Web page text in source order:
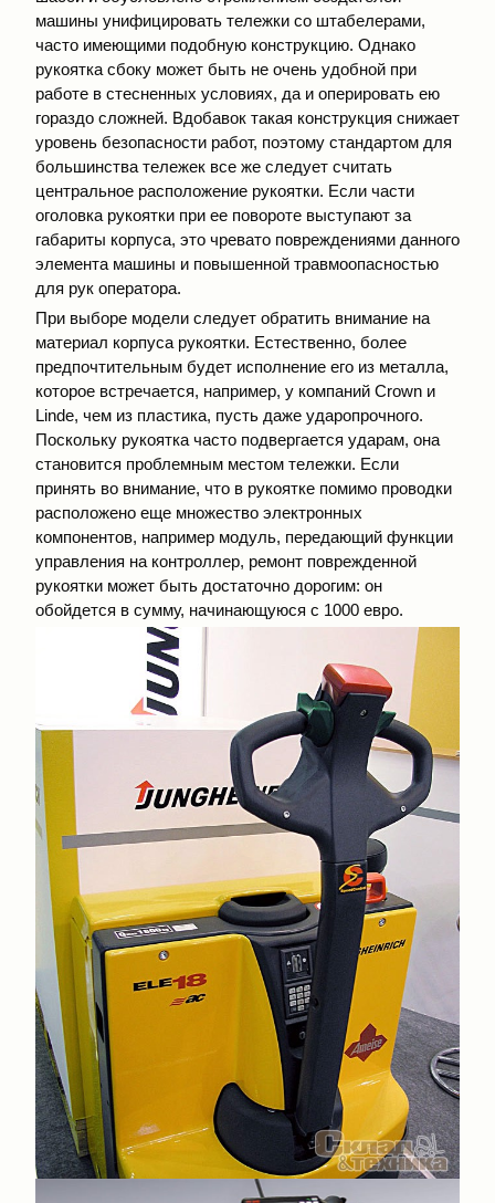
машины унифицировать тележки со штабелерами,
часто имеющими подобную конструкцию. Однако
рукоятка сбоку может быть не очень удобной при
работе в стесненных условиях, да и оперировать ею
гораздо сложней. Вдобавок такая конструкция снижает
уровень безопасности работ, поэтому стандартом для
большинства тележек все же следует считать
центральное расположение рукоятки. Если части
оголовка рукоятки при ее повороте выступают за
габариты корпуса, это чревато повреждениями данного
элемента машины и повышенной травмоопасностью
для рук оператора.
При выборе модели следует обратить внимание на
материал корпуса рукоятки. Естественно, более
предпочтительным будет исполнение его из металла,
которое встречается, например, у компаний Crown и
Linde, чем из пластика, пусть даже ударопрочного.
Поскольку рукоятка часто подвергается ударам, она
становится проблемным местом тележки. Если
принять во внимание, что в рукоятке помимо проводки
расположено еще множество электронных
компонентов, например модуль, передающий функции
управления на контроллер, ремонт поврежденной
рукоятки может быть достаточно дорогим: он
обойдется в сумму, начинающуюся с 1000 евро.